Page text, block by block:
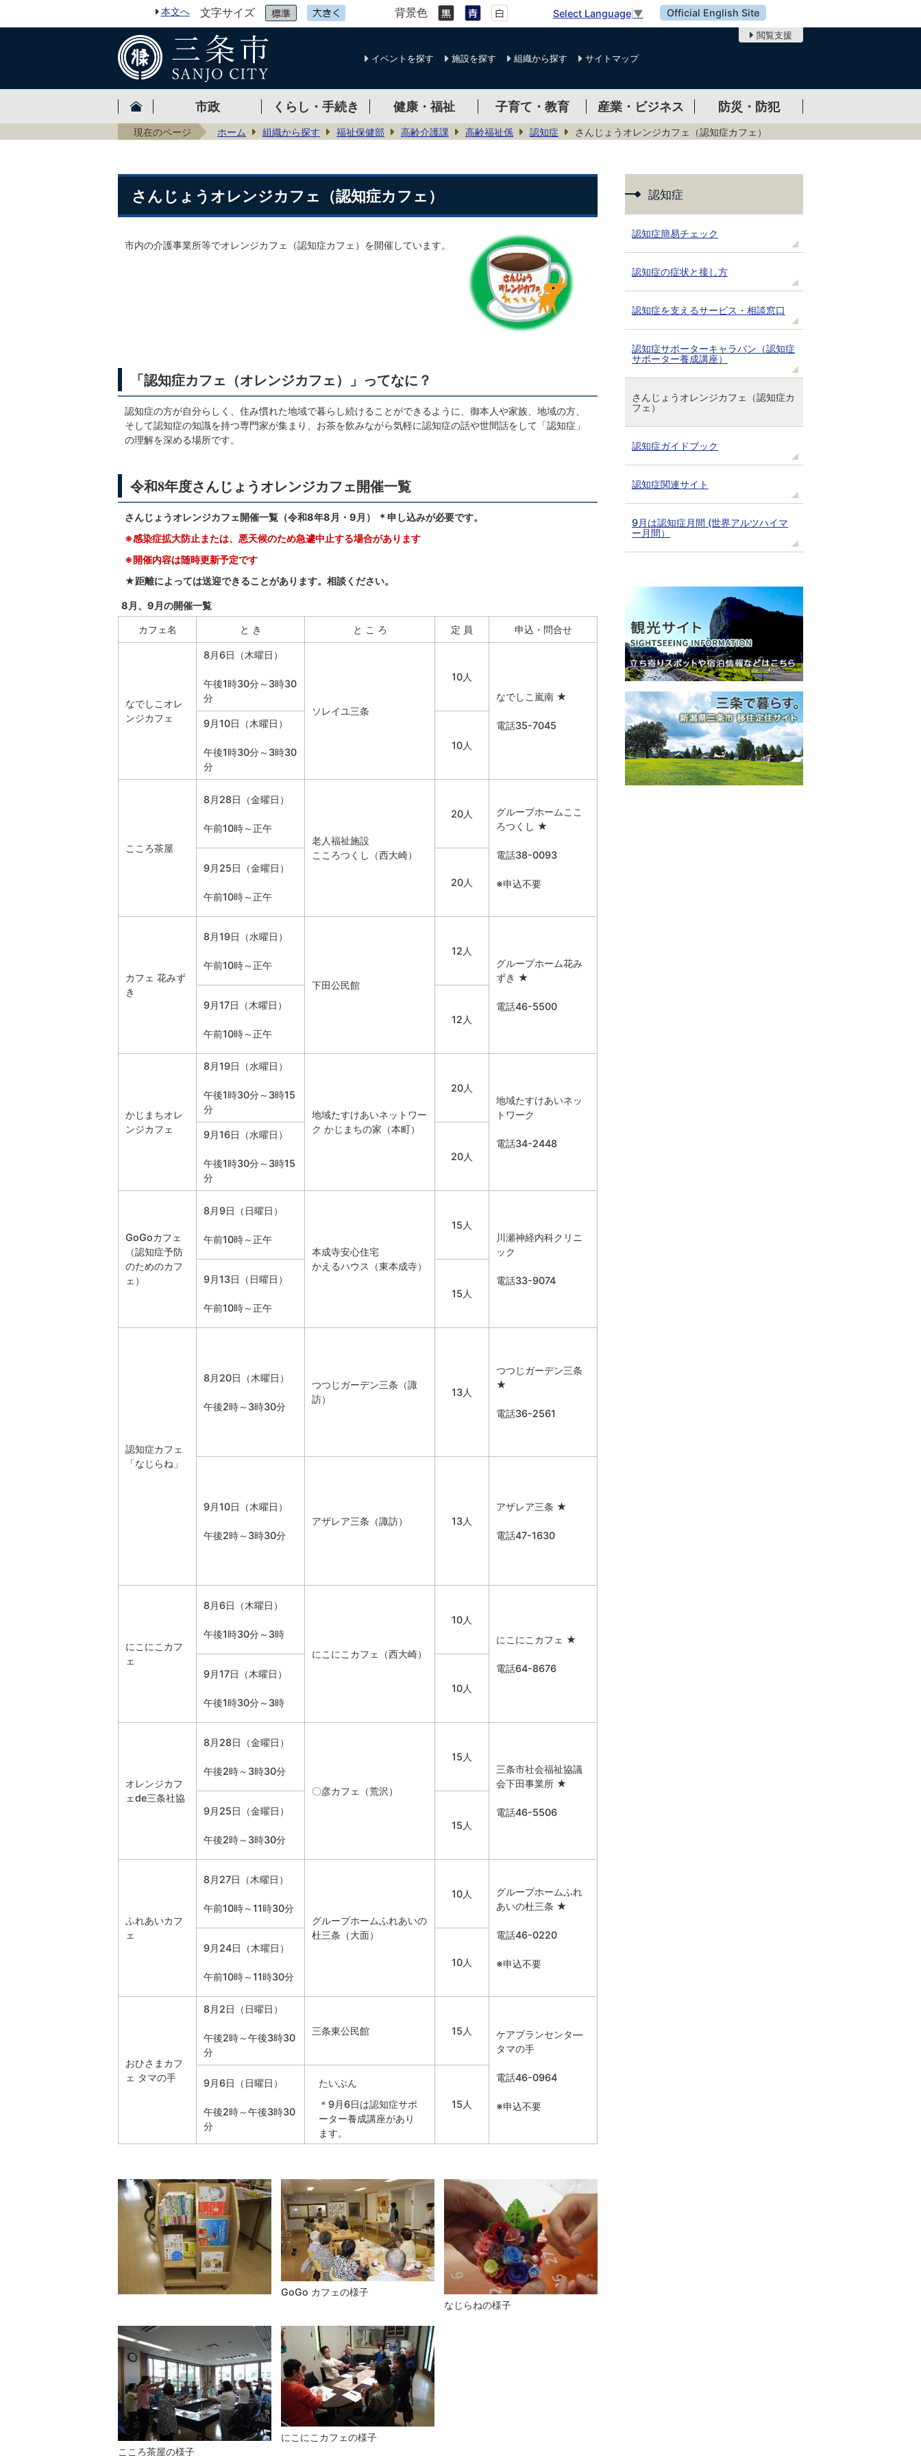
本文へ 文字サイズ 背景色 Select Language ▼ Official English Site
閲覧支援
イベントを探す 施設を探す 組織から探す サイトマップ
市政 くらし・手続き 健康・福祉 子育て・教育 産業・ビジネス 防災・防犯
現在のページ ホーム 組織から探す 福祉保健部 高齢介護課 高齢福祉係 認知症 さんじょうオレンジカフェ（認知症カフェ）
さんじょうオレンジカフェ（認知症カフェ）
市内の介護事業所等でオレンジカフェ（認知症カフェ）を開催しています。
「認知症カフェ（オレンジカフェ）」ってなに？
認知症の方が自分らしく、住み慣れた地域で暮らし続けることができるように、御本人や家族、地域の方、
そして認知症の知識を持つ専門家が集まり、お茶を飲みながら気軽に認知症の話や世間話をして「認知症」
の理解を深める場所です。
令和8年度さんじょうオレンジカフェ開催一覧
さんじょうオレンジカフェ開催一覧（令和8年8月・9月） ＊申し込みが必要です。
※感染症拡大防止または、悪天候のため急遽中止する場合があります
※開催内容は随時更新予定です
★距離によっては送迎できることがあります。相談ください。
8月、9月の開催一覧
カフェ名 と き と こ ろ 定 員 申込・問合せ
なでしこオレ
ンジカフェ
8月6日（木曜日）
午後1時30分～3時30
分
ソレイユ三条
10人
なでしこ嵐南 ★
電話35-7045
9月10日（木曜日）
午後1時30分～3時30
分
10人
こころ茶屋
8月28日（金曜日）
午前10時～正午
老人福祉施設
こころつくし（西大崎）
20人
グループホームここ
ろつくし ★
電話38-0093
※申込不要
9月25日（金曜日）
午前10時～正午
20人
カフェ 花みず
き
8月19日（水曜日）
午前10時～正午
下田公民館
12人
グループホーム花み
ずき ★
電話46-5500
9月17日（木曜日）
午前10時～正午
12人
かじまちオレ
ンジカフェ
8月19日（水曜日）
午後1時30分～3時15
分
地域たすけあいネットワー
ク かじまちの家（本町）
20人
地域たすけあいネッ
トワーク
電話34-2448
9月16日（水曜日）
午後1時30分～3時15
分
20人
GoGoカフェ
（認知症予防
のためのカフ
ェ）
8月9日（日曜日）
午前10時～正午
本成寺安心住宅
かえるハウス（東本成寺）
15人
川瀬神経内科クリニ
ック
電話33-9074
9月13日（日曜日）
午前10時～正午
15人
認知症カフェ
「なじらね」
8月20日（木曜日）
午後2時～3時30分
つつじガーデン三条（諏
訪）
13人
つつじガーデン三条
★
電話36-2561
9月10日（木曜日）
午後2時～3時30分
アザレア三条（諏訪） 13人
アザレア三条 ★
電話47-1630
にこにこカフ
ェ
8月6日（木曜日）
午後1時30分～3時
にこにこカフェ（西大崎）
10人
にこにこカフェ ★
電話64-8676
9月17日（木曜日）
午後1時30分～3時
10人
オレンジカフ
ェde三条社協
8月28日（金曜日）
午後2時～3時30分
〇彦カフェ（荒沢）
15人
三条市社会福祉協議
会下田事業所 ★
電話46-5506
9月25日（金曜日）
午後2時～3時30分
15人
ふれあいカフ
ェ
8月27日（木曜日）
午前10時～11時30分
グループホームふれあいの
杜三条（大面）
10人
グループホームふれ
あいの杜三条 ★
電話46-0220
※申込不要
9月24日（木曜日）
午前10時～11時30分
10人
おひさまカフ
ェ タマの手
8月2日（日曜日）
午後2時～午後3時30
分
三条東公民館 15人
ケアプランセンタ―
タマの手
電話46-0964
※申込不要
9月6日（日曜日）
午後2時～午後3時30
分
たいぶん
＊9月6日は認知症サポ
ーター養成講座があり
ます。
15人
GoGo カフェの様子
なじらねの様子
こころ茶屋の様子
にこにこカフェの様子
認知症
認知症簡易チェック
認知症の症状と接し方
認知症を支えるサービス・相談窓口
認知症サポーターキャラバン（認知症
サポーター養成講座）
さんじょうオレンジカフェ（認知症カ
フェ）
認知症ガイドブック
認知症関連サイト
9月は認知症月間 (世界アルツハイマ
ー月間）